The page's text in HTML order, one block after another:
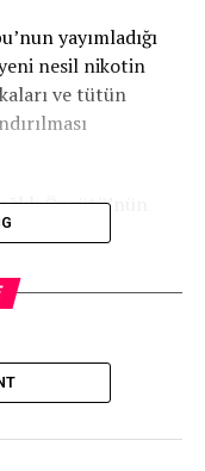
yayımladığı
nesil nikotin
ve tütün
Örgütü’nün
yönelik
ve Balkan
dikkat çekti.